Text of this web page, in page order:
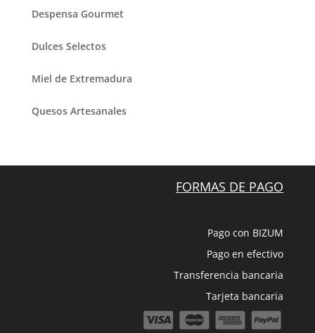
Despensa Gourmet
Dulces Selectos
Miel de Extremadura
Quesos Artesanales
FORMAS DE PAGO
Pago con BIZUM
Pago en efectivo
Transferencia bancaria
Tarjeta bancaria